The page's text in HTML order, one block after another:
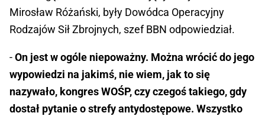
Mirosław Różański, były Dowódca Operacyjny
Rodzajów Sił Zbrojnych, szef BBN odpowiedział.
-On jest w ogóle niepoważny. Można wrócić do jego
wypowiedzi na jakimś, nie wiem, jak to się
nazywało, kongres WOŚP, czy czegoś takiego, gdy
dostał pytanie o strefy antydostępowe. Wszystko